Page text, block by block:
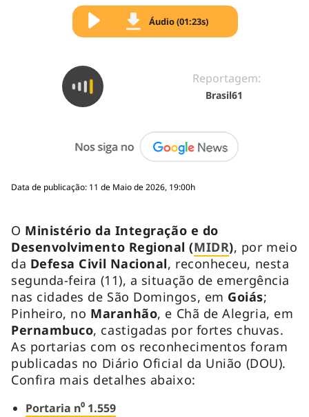
Áudio (01:23s)
Reportagem:
Brasil61
Data de publicação: 11 de Maio de 2026, 19:00h
O Ministério da Integração e do
Desenvolvimento Regional (MIDR), por meio
da Defesa Civil Nacional, reconheceu, nesta
segunda-feira (11), a situação de emergência
nas cidades de São Domingos, em Goiás;
Pinheiro, no Maranhão, e Chã de Alegria, em
Pernambuco, castigadas por fortes chuvas.
As portarias com os reconhecimentos foram
publicadas no Diário Oficial da União (DOU).
Confira mais detalhes abaixo:
Portaria n⁰ 1.559